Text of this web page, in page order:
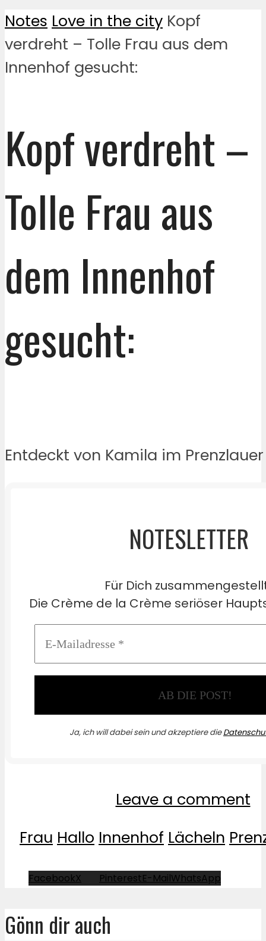
Notes Love in the city Kopf
verdreht – Tolle Frau aus dem
Innenhof gesucht:
Kopf verdreht –
Tolle Frau aus
dem Innenhof
gesucht:
Entdeckt von Kamila im
NOTESLETTER
Für Dich
Die Crème de la Crème seriöser
Ja, ich will dabei sein und akzeptiere die
Leave a comment
Frau Hallo Innenhof Lächeln
FacebookX PinterestE-MailWhatsApp
Gönn dir auch